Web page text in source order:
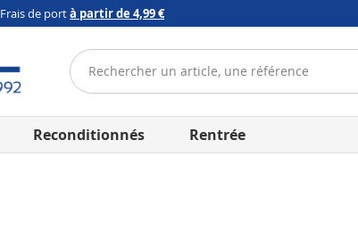
Frais de portà partir de 4,99 €
Reconditionnés Rentrée